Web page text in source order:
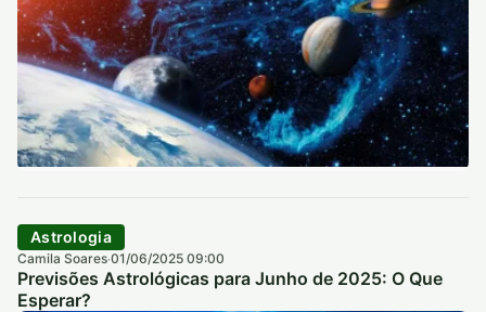
Astrologia
Camila Soares·01/06/2025 09:00
Previsões Astrológicas para Junho de 2025: O Que
Esperar?